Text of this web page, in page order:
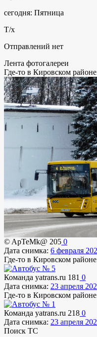
сегодня: Пятница
Т/х
Отправлений нет
Лента фотогалереи
Где-то в Кировском
© ApTeMk@ 205 0
Дата снимка: 6 февраля
Где-то в Кировском
Команда yatrans.ru 181 0
Дата снимка: 23 апреля
Где-то в Кировском
Команда yatrans.ru 218 0
Дата снимка: 23 апреля
Поиск ТС